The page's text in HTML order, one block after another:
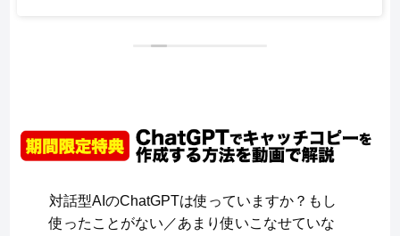
対話型AIのChatGPTは使っていますか？もし
使ったことがない／あまり使いこなせていな